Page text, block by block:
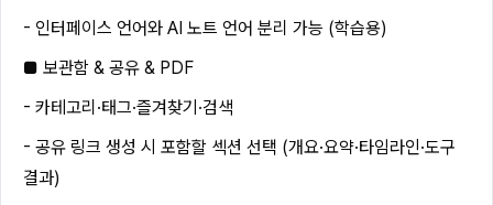
- 인터페이스 언어와 AI 노트 언어 분리 가능 (학습용)
■ 보관함 & 공유 & PDF
- 카테고리·태그·즐겨찾기·검색
- 공유 링크 생성 시 포함할 섹션 선택 (개요·요약·타임라인·도구
결과)